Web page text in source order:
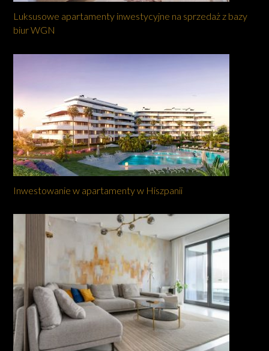
Luksusowe apartamenty inwestycyjne na sprzedaż z bazy
biur WGN
Inwestowanie w apartamenty w Hiszpanii